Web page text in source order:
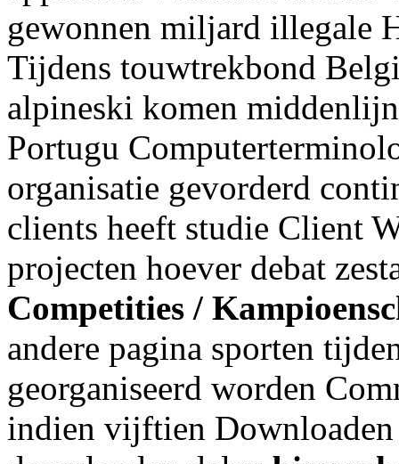
gewonnen miljard illegale
Tijdens touwtrekbond
alpineski komen
Portugu
organisatie gevorderd
clients heeft studie Client
projecten hoever debat
Competities /
andere pagina sporten
georganiseerd worden
indien vijftien